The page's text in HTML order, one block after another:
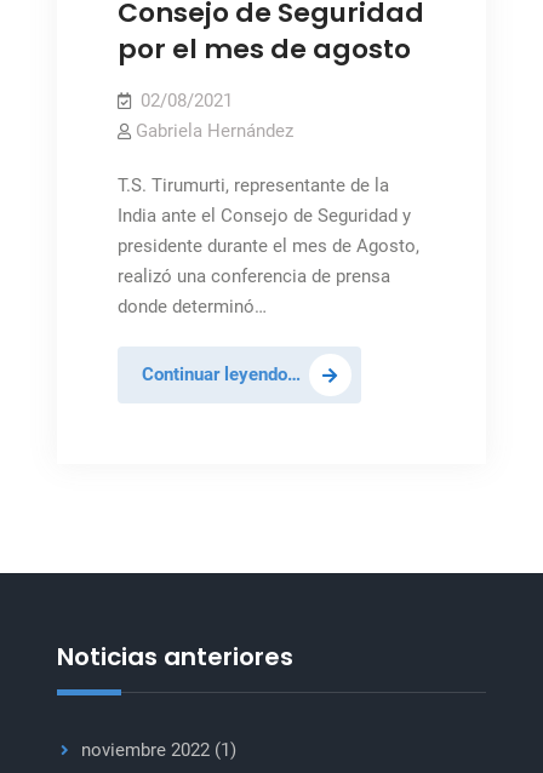
Consejo de Seguridad
por el mes de agosto
02/08/2021
Gabriela Hernández
T.S. Tirumurti, representante de la
India ante el Consejo de Seguridad y
presidente durante el mes de Agosto,
realizó una conferencia de prensa
donde determinó…
Continuar leyendo… Conferencia
de
Noticias anteriores
noviembre 2022(1)